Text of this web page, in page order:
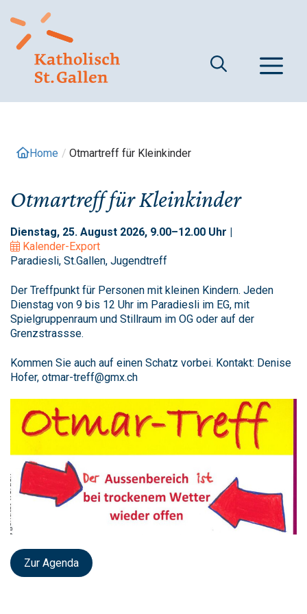
zum
Inhalt
Home / Otmartreff für Kleinkinder
Otmartreff für Kleinkinder
Dienstag, 25. August 2026, 9.00–12.00 Uhr |
Kalender-Export
Paradiesli, St.Gallen, Jugendtreff
Der Treffpunkt für Personen mit kleinen Kindern. Jeden
Dienstag von 9 bis 12 Uhr im Paradiesli im EG, mit
Spielgruppenraum und Stillraum im OG oder auf der
Grenzstrassse.
Kommen Sie auch auf einen Schatz vorbei. Kontakt: Denise
Hofer, otmar-treff@gmx.ch
Zur Agenda